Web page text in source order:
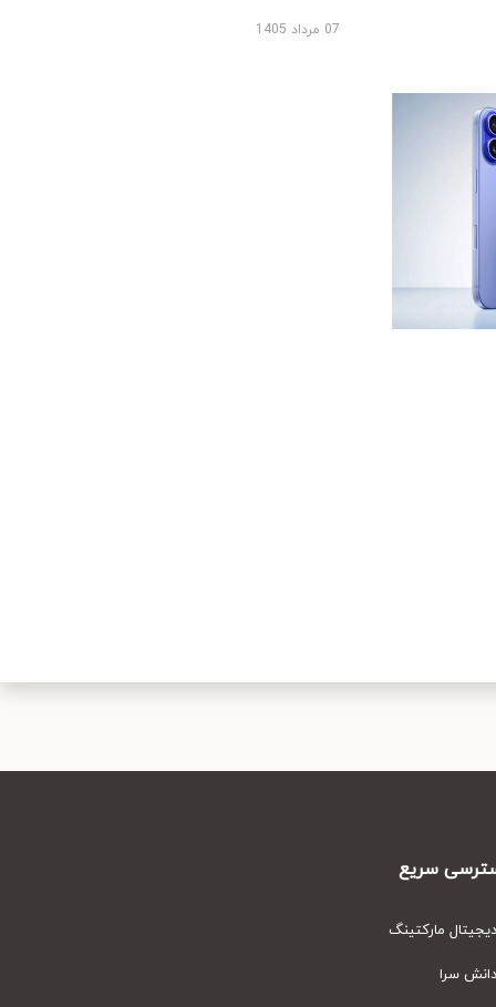
07 مرداد 1405
سریع
مارکتینگ
سرا